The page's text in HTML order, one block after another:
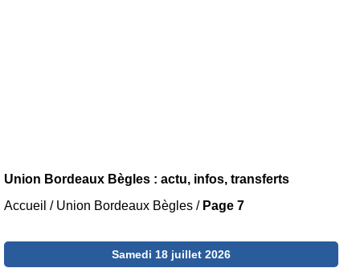
Union Bordeaux Bègles : actu, infos, transferts
Accueil / Union Bordeaux Bègles / Page 7
Samedi 18 juillet 2026